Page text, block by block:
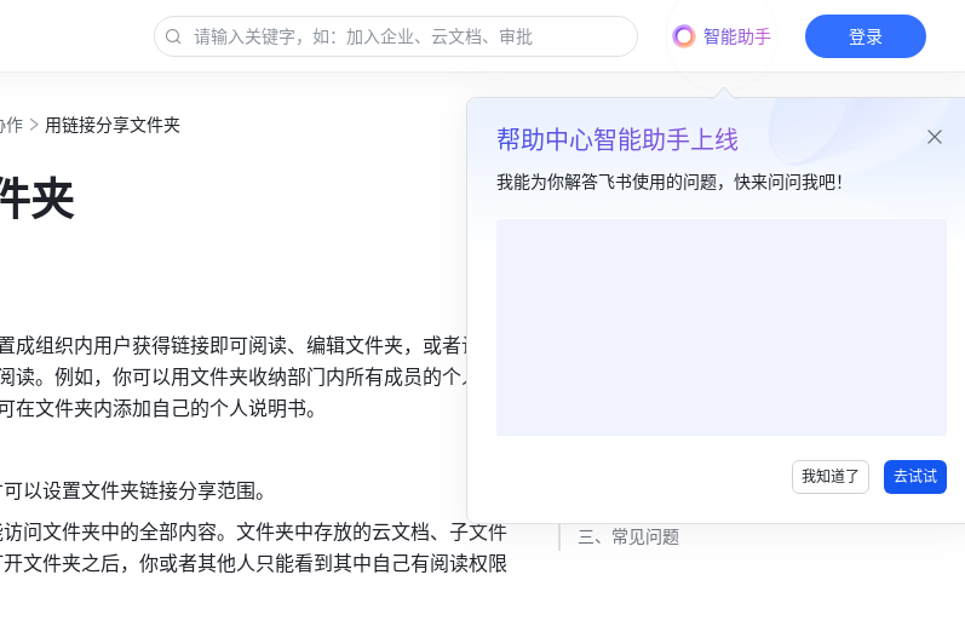
智能助手
帮助中心智能助手上线
我能为你解答飞书使用的问题，快来问问我吧！
我知道了 去试试
登录
作 用链接分享文件夹
夹
成组织内用户获得链接即可阅读、编辑文件夹，或者让互
读。例如，你可以用文件夹收纳部门内所有成员的个人说
文件夹内添加自己的个人说明书。
以设置文件夹链接分享范围。
问文件夹中的全部内容。文件夹中存放的云文档、子文件
文件夹之后，你或者其他人只能看到其中自己有阅读权限
三、常见问题​